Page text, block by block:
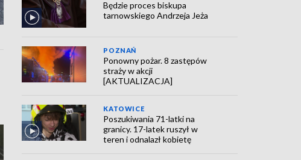
Będzie proces biskupa
tarnowskiego Andrzeja Jeża
POZNAŃ
Ponowny pożar. 8 zastępów
straży w akcji
[AKTUALIZACJA]
KATOWICE
Poszukiwania 71-latki na
granicy. 17-latek ruszył w
teren i odnalazł kobietę